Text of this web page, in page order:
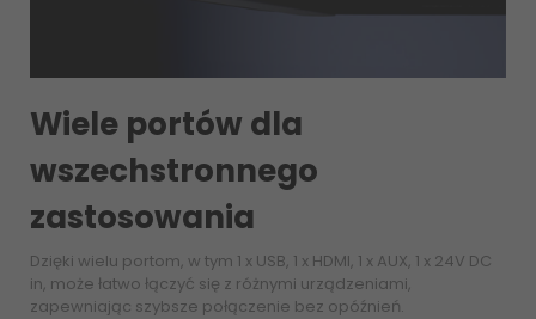
Wiele portów dla
wszechstronnego
zastosowania
Dzięki wielu portom, w tym 1 x USB, 1 x HDMI, 1 x AUX, 1 x 24V DC
in, może łatwo łączyć się z różnymi urządzeniami,
zapewniając szybsze połączenie bez opóźnień.